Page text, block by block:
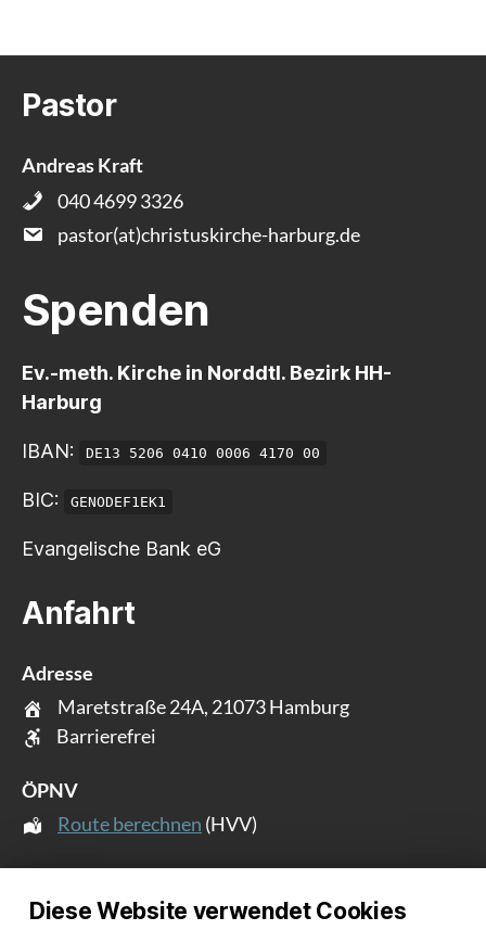
Pastor
Andreas Kraft
040 4699 3326
pastor(at)christuskirche-harburg.de
Spenden
Ev.-meth. Kirche in Norddtl. Bezirk HH-
Harburg
IBAN: DE13 5206 0410 0006 4170 00
BIC: GENODEF1EK1
Evangelische Bank eG
Anfahrt
Adresse
Maretstraße 24A, 21073 Hamburg
Barrierefrei
ÖPNV
Route berechnen (HVV)
Diese Website verwendet Cookies